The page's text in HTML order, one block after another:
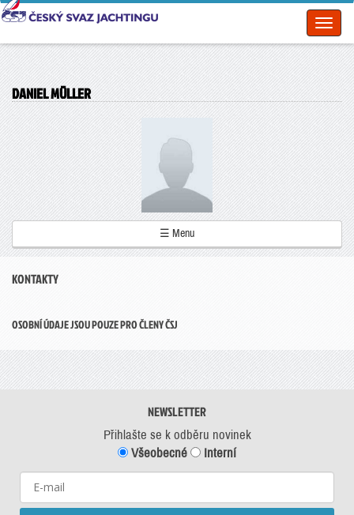
DANIEL MÜLLER
☰ Menu
KONTAKTY
OSOBNÍ ÚDAJE JSOU POUZE PRO ČLENY ČSJ
NEWSLETTER
Přihlašte se k odběru novinek
Všeobecné
Interní